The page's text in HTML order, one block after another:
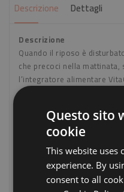
Descrizione Dettagli
Descrizione
Quando il riposo è
che precoci nella
l’integratore alimentare
principi vegetali della
delle compresse con
che i principi vegetali
il corpo li possa utilizzare
Escolzia e la Melatonina
venire rilasciato, aiutando
nel secondo strato che
Questo sito
cookie
This website uses
experience. By
consent to all